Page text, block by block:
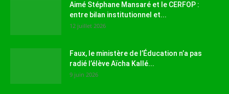
Aimé Stéphane Mansaré et le CERFOP :
entre bilan institutionnel et...
12 juillet 2026
Faux, le ministère de l’Éducation n’a pas
radié l’élève Aïcha Kallé...
9 juin 2026